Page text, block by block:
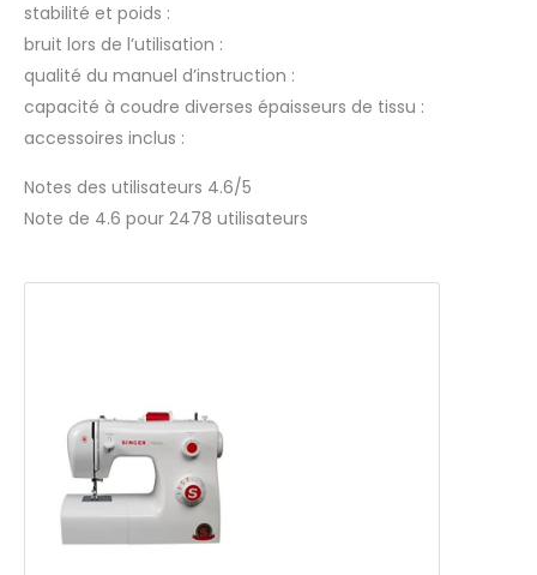
stabilité et poids :
bruit lors de l’utilisation :
qualité du manuel d’instruction :
capacité à coudre diverses épaisseurs de tissu :
accessoires inclus :
Notes des utilisateurs 4.6/5
Note de 4.6 pour 2478 utilisateurs